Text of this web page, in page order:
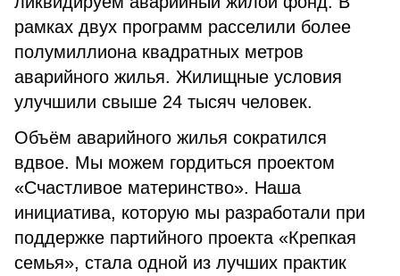
рамках двух программ расселили более
полумиллиона квадратных метров
аварийного жилья. Жилищные условия
улучшили свыше 24 тысяч человек.
Объём аварийного жилья сократился
вдвое. Мы можем гордиться проектом
«Счастливое материнство». Наша
инициатива, которую мы разработали при
поддержке партийного проекта «Крепкая
семья», стала одной из лучших практик